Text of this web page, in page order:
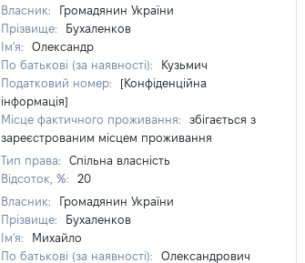
Власник:
Громадянин України
Прізвище:
Бухаленков
Ім'я:
Олександр
По батькові (за наявності):
Кузьмич
Податковий номер:
[Конфіденційна
інформація]
Місце фактичного проживання:
збігається з
зареєстрованим місцем проживання
Тип права:
Спільна власність
Відсоток, %:
20
Власник:
Громадянин України
Прізвище:
Бухаленков
Ім'я:
Михайло
По батькові (за наявності):
Олександрович